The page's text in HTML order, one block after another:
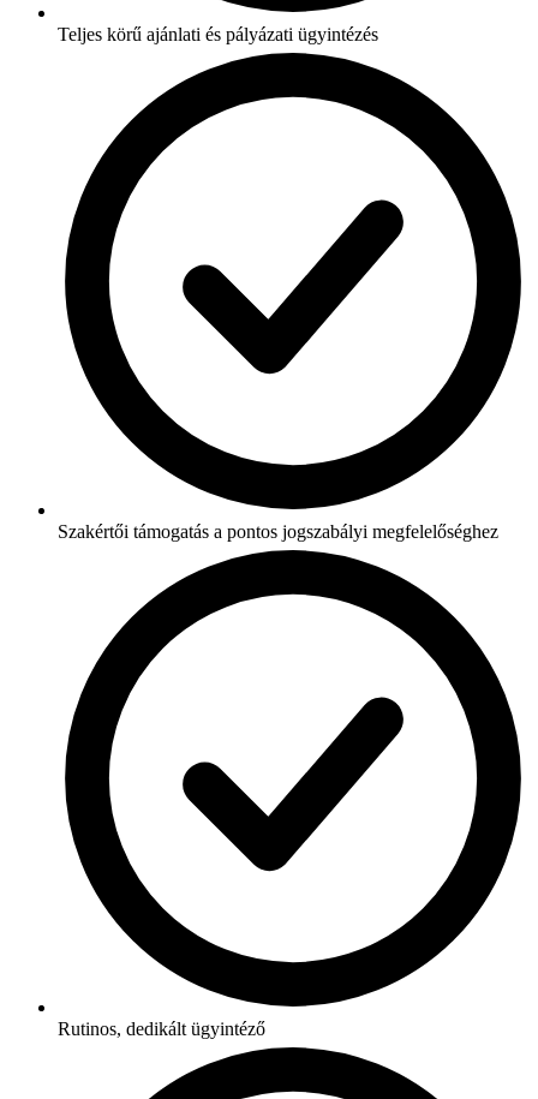
Teljes körű ajánlati és pályázati ügyintézés
Szakértői támogatás a pontos jogszabályi megfelelőséghez
Rutinos, dedikált ügyintéző